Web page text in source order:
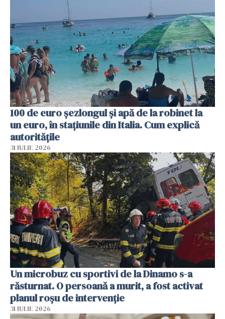
100 de euro șezlongul și apă de la robinet la
un euro, în stațiunile din Italia. Cum explică
autoritățile
31 IULIE 2026
Un microbuz cu sportivi de la Dinamo s-a
răsturnat. O persoană a murit, a fost activat
planul roșu de intervenție
31 IULIE 2026